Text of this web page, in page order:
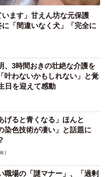
います」甘えん坊な元保護
「間違いなく犬」「完全に
、3時間おきの壮絶な介護を
わないかもしれない」と覚
日を迎えて感動
げると青くなる」ほんと
染色技術が凄い」と話題に
）
職場の「謎マナー」、「過剰